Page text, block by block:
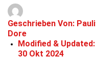
Geschrieben Von:
Dore
Modified & Updated:
30 Okt 2024